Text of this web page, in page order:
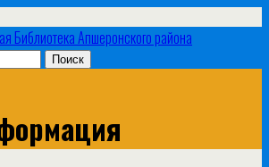
Библиотека Апшеронского района